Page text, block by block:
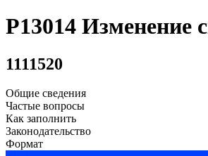
Р13014 Изменение
1111520
Общие сведения
Частые вопросы
Как заполнить
Законодательство
Формат